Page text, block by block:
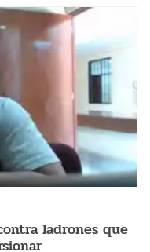
ladrones que